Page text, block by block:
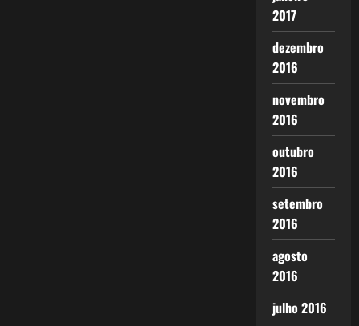
2017
dezembro
2016
novembro
2016
outubro
2016
setembro
2016
agosto
2016
julho 2016